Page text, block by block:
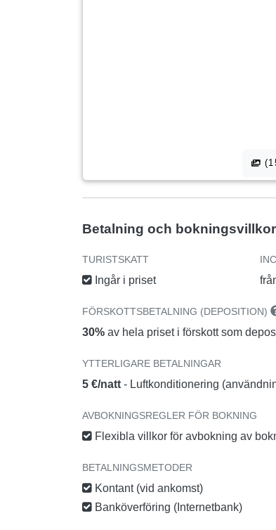
Betalning och bokningsvillkor
TURISTSKATT
Ingår i priset
FÖRSKOTTSBETALNING (DEPOSITION)
30% av hela priset i förskott som
YTTERLIGARE BETALNINGAR
5 €/natt - Luftkonditionering
AVBOKNINGSREGLER FÖR BOKNING
Flexibla villkor för avbokning av
BETALNINGSMETODER
Kontant (vid ankomst)
Banköverföring (Internetbank)